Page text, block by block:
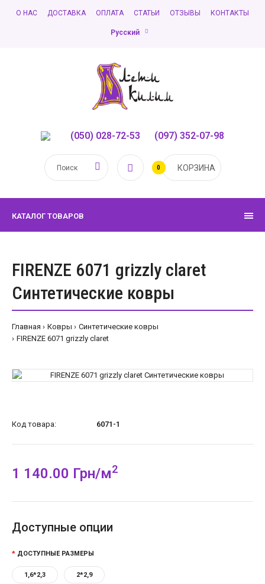
О НАС ДОСТАВКА ОПЛАТА СТАТЬИ ОТЗЫВЫ КОНТАКТЫ
Русский
(050) 028-72-53 (097) 352-07-98
0 КОРЗИНА
КАТАЛОГ ТОВАРОВ
FIRENZE 6071 grizzly claret
Синтетические ковры
Главная Ковры
Синтетические ковры
FIRENZE 6071 grizzly claret
Код товара: 6071-1
1 140.00 Грн/м2
Доступные опции
ДОСТУПНЫЕ РАЗМЕРЫ
1,6*2,3 2*2,9